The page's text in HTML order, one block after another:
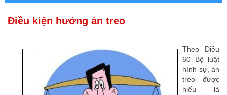
Điều kiện hưởng án treo
Theo Điều
60 Bộ luật
hình sự, án
treo được
hiểu là